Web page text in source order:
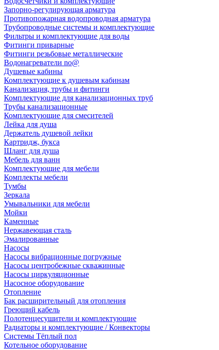
Запорно-регулирующая арматура
Противопожарная водопроводная арматура
Трубопроводные системы и комплектующие
Фильтры и комплектующие для воды
Фитинги приварные
Фитинги резьбовые металлические
Водонагреватели no@
Душевые кабины
Комплектующие к душевым кабинам
Канализация, трубы и фитинги
Комплектующие для канализационных труб
Трубы канализационные
Комплектующие для смесителей
Лейка для душа
Держатель душевой лейки
Картридж, букса
Шланг для душа
Мебель для ванн
Комплектующие для мебели
Комплекты мебели
Тумбы
Зеркала
Умывальники для мебели
Мойки
Каменные
Нержавеющая сталь
Эмалированные
Насосы
Насосы вибрационные погружные
Насосы центробежные скважинные
Насосы циркуляционные
Насосное оборудование
Отопление
Бак расширительный для отопления
Греющий кабель
Полотенцесушители и комплектующие
Радиаторы и комплектующие / Конвекторы
Системы Тёплый пол
Котельное оборудование